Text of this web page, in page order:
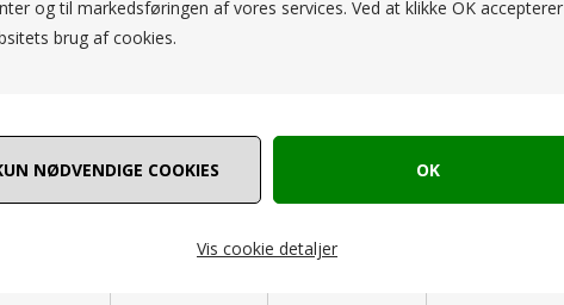
og til markedsføringen af vores services. Ved at klikke OK accepterer
brug af cookies.
Vis cookie detaljer
i følgende produkter
60%